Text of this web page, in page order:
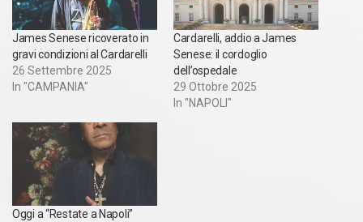
James Senese ricoverato in
gravi condizioni al Cardarelli
26 Settembre 2025
In "CAMPANIA"
Cardarelli, addio a James
Senese: il cordoglio
dell’ospedale
29 Ottobre 2025
In "NAPOLI"
Oggi a “Restate a Napoli”